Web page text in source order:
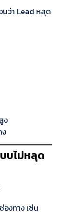
นว่า Lead หลุด
ง
บไม่หลุด
งทาง เช่น